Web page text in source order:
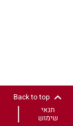
Back to top
תנאי
שימוש